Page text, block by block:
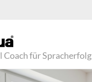
Coach für Spracherfolg